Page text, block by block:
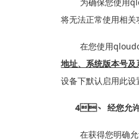
为确保您使用
将无法正常使用相关功
在您使用
地址、系统版本号
设备下默认启用此设置
4、 经您允
在获得您明确允